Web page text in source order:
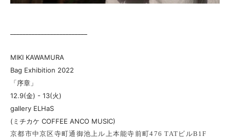
MIKI KAWAMURA
Bag Exhibition 2022
「序章」
12.9(金) - 13(火)
gallery ELHaS
(ミチカケ COFFEE ANCO MUSIC)
京都市中京区寺町通御池上ル上本能寺前町476 TATビルB1F